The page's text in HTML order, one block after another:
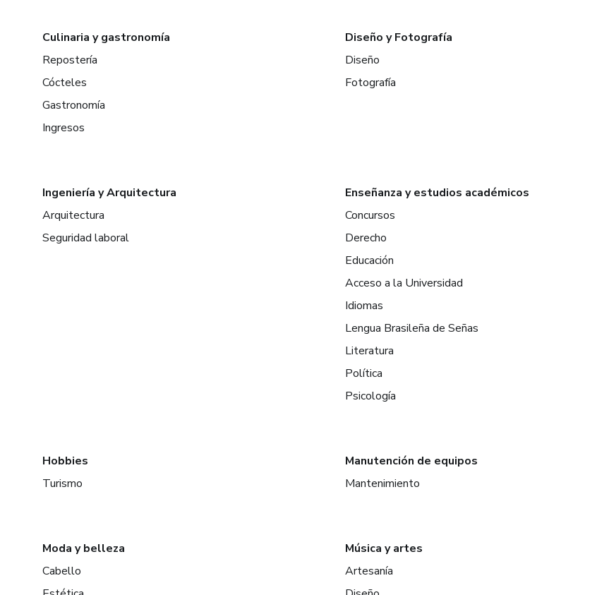
Culinaria y gastronomía
Repostería
Cócteles
Gastronomía
Ingresos
Diseño y Fotografía
Diseño
Fotografía
Ingeniería y Arquitectura
Arquitectura
Seguridad laboral
Enseñanza y estudios académicos
Concursos
Derecho
Educación
Acceso a la Universidad
Idiomas
Lengua Brasileña de Señas
Literatura
Política
Psicología
Hobbies
Turismo
Manutención de equipos
Mantenimiento
Moda y belleza
Cabello
Música y artes
Artesanía